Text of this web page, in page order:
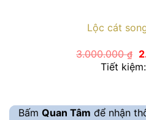
Lộc cát
3.000.000₫
là:
Tiết
Bấm Quan Tâm để nhận